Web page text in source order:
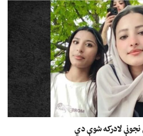
نجونې لادرکه شوې دي